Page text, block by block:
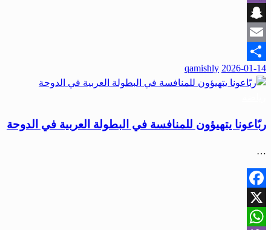
Viber
Snapchat
Email
Share
2026-01-14
qamishly
ربّاعونا يتهيؤون للمنافسة في البطولة العربية في الدوحة
…
Facebook
X